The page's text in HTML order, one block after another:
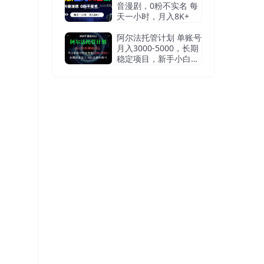
音漫剧，0粉不实名 每
天一小时，月入8K+
阿尔法托管计划 单账号
月入3000-5000，长期
稳定项目，新手小白轻